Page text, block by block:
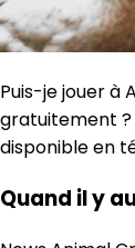
Puis-je jouer à
gratuitement ?
disponible en
Quand il y